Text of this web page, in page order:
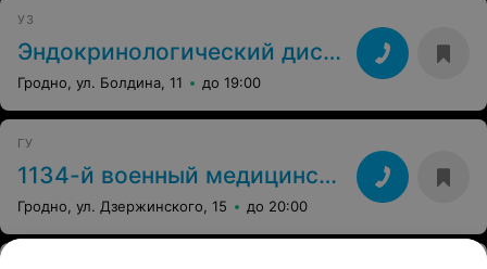
УЗ
Эндокринологический диспансер
Гродно, ул. Болдина, 11 до 19:00
ГУ
1134-й военный медицинский центр
Гродно, ул. Дзержинского, 15 до 20:00